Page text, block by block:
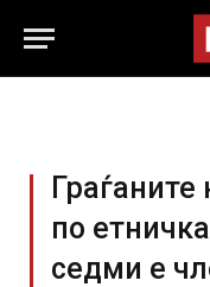
Граѓаните
по
седми е